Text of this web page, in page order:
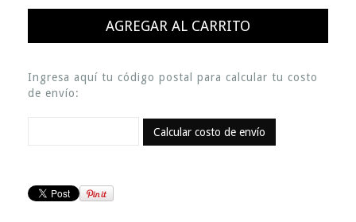
Ingresa aquí tu código postal para calcular tu costo
de envío:
Calcular costo de envío